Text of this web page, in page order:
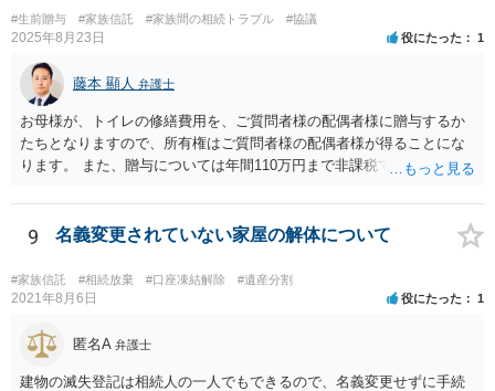
#生前贈与 #家族信託 #家族間の相続トラブル #協議
2025年8月23日 役にたった 1
藤本 顯人 弁護士
お母様が、トイレの修繕費用を、ご質問者様の配偶者様に贈与するか
たちとなりますので、所有権はご質問者様の配偶者様が得ることにな
ります。 また、贈与については年間110万円まで非課税であり、トイ
9 名義変更されていない家屋の解体について
#家族信託 #相続放棄 #口座凍結解除 #遺産分割
2021年8月6日 役にたった 1
匿名A 弁護士
建物の滅失登記は相続人の一人でもできるので、名義変更せずに手続